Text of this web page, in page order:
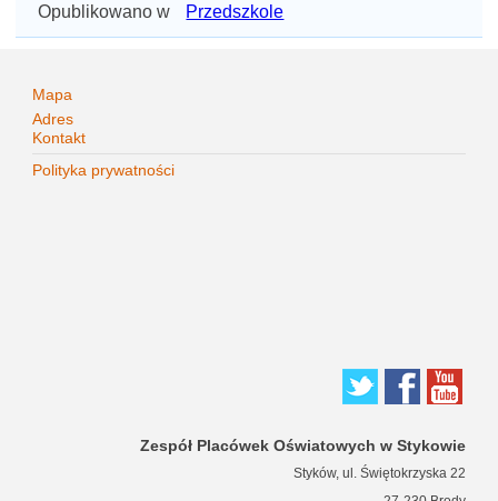
Opublikowano w Przedszkole
Mapa
Adres
Kontakt
Polityka prywatności
Zespół Placówek Oświatowych w Stykowie
Styków, ul. Świętokrzyska 22